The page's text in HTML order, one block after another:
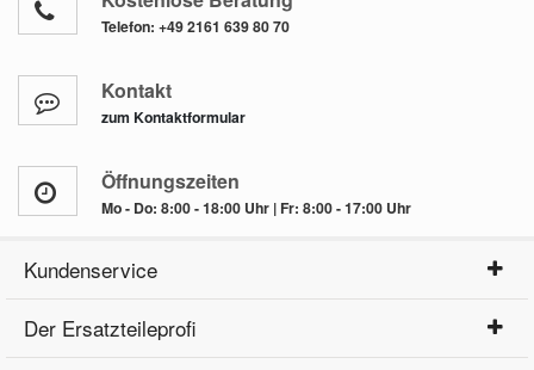
Telefon: +49 2161 639 80 70
Kontakt
zum Kontaktformular
Öffnungszeiten
Mo - Do: 8:00 - 18:00 Uhr | Fr: 8:00 - 17:00 Uhr
Kundenservice
Der Ersatzteileprofi